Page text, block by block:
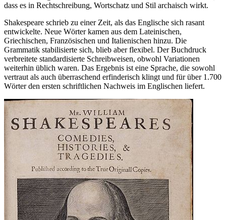
dass es in Rechtschreibung, Wortschatz und Stil archaisch wirkt.
Shakespeare schrieb zu einer Zeit, als das Englische sich rasant
entwickelte. Neue Wörter kamen aus dem Lateinischen,
Griechischen, Französischen und Italienischen hinzu. Die
Grammatik stabilisierte sich, blieb aber flexibel. Der Buchdruck
verbreitete standardisierte Schreibweisen, obwohl Variationen
weiterhin üblich waren. Das Ergebnis ist eine Sprache, die sowohl
vertraut als auch überraschend erfinderisch klingt und für über 1.700
Wörter den ersten schriftlichen Nachweis im Englischen liefert.